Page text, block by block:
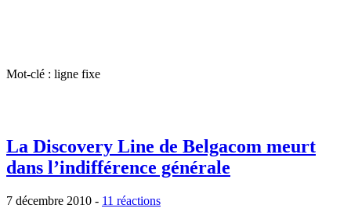
Mot-clé : ligne fixe
La Discovery Line de Belgacom meurt
dans l’indifférence générale
7 décembre 2010 - 11 réactions